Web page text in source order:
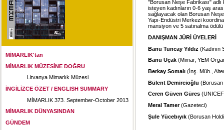
MİMARLIK'tan
MİMARLIK MÜZESİNE DOĞRU
Litvanya Mimarlık Müzesi
İNGİLİZCE ÖZET / ENGLISH SUMMARY
MİMARLIK 373. September-October 2013
MİMARLIK DÜNYASINDAN
GÜNDEM
"Borusan Neşe Fabrikası"
isteyen kadınların 0-6 yaş
sağlayacak olan Borusan Neşe
Yapı-Endüstri Merkezi
mansiyon ve 5 satınalma
DANIŞMAN JÜRİ ÜYELERİ
Banu Tuncay Yıldız
Banu Uçak (Mimar, YEM
Berkay Somalı (İnş. Müh.,
Bülent Demircioğlu (Borusan
Ceren Güven Güres
Meral Tamer(Gazeteci)
Şule Yücebıyık (Borusan